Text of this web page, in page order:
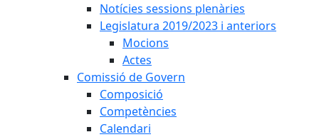
Notícies sessions plenàries
Legislatura 2019/2023 i anteriors
Mocions
Actes
Comissió de Govern
Composició
Competències
Calendari